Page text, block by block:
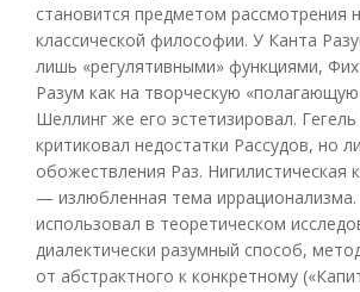
становится предметом рассмотрения
классической философии. У Канта
лишь «регулятивными» функциями,
Разум как на творческую
Шеллинг же его эстетизировал. Гегель
критиковал недостатки Рассудов, но
обожествления Раз. Нигилистическая
— излюбленная тема
использовал в теоретическом
диалектически разумный способ,
от абстрактного к конкретному